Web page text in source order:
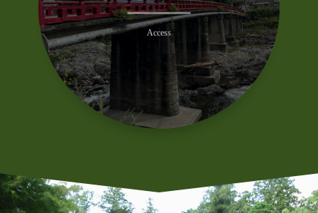
Access
多田神社までの交通案内です